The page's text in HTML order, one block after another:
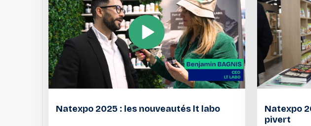
Natexpo 2025 : les nouveautés lt labo
Natexpo
pivert